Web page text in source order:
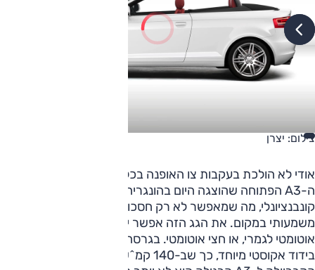
צילום: יצרן
אודי לא הולכת בעקבות צו האופנה בכל הקשור לגגות נפתחים.
ה-A3 הפתוחה שהוצגה היום בהונגריה מצויידת בגג רך
קונבנציונלי, מה שמאפשר לא רק חסכון במשקל אלא גם חסכון
משמעותי במקום. את הגג הזה אפשר יהיה לקבל עם תפעול
אוטומטי לגמרי, או חצי אוטומטי. בגרסה האוטומטית הגג מגיע עם
בידוד אקוסטי מיוחד, כך שב-140 קמ^ש, הפרש רמת הרעש בין